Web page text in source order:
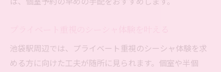
池袋駅周辺では、プライベート重視のシーシャ体験を求
める方に向けた工夫が随所に見られます。個室や半個